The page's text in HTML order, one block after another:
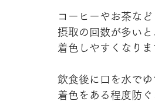
コーヒーやお茶など
摂取の回数が多いと
着色しやすくなりま
飲食後に口を水で
着色をある程度防